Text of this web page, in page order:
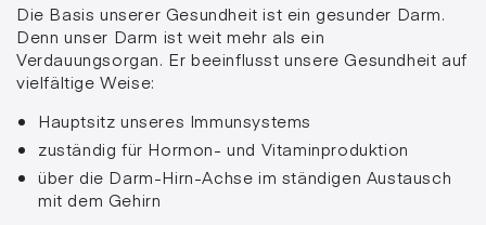
Die Basis unserer Gesundheit ist ein gesunder Darm.
Denn unser Darm ist weit mehr als ein
Verdauungsorgan. Er beeinflusst unsere Gesundheit auf
vielfältige Weise:
Hauptsitz unseres Immunsystems
zuständig für Hormon- und Vitaminproduktion
über die Darm-Hirn-Achse im ständigen Austausch
mit dem Gehirn